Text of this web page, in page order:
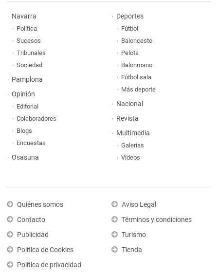
Navarra
Política
Sucesos
Tribunales
Sociedad
Pamplona
Opinión
Editorial
Colaboradores
Blogs
Encuestas
Osasuna
Deportes
Fútbol
Baloncesto
Pelota
Balonmano
Fútbol sala
Más deporte
Nacional
Revista
Multimedia
Galerías
Vídeos
Quiénes somos
Contacto
Publicidad
Política de Cookies
Política de privacidad
Aviso Legal
Términos y condiciones
Turismo
Tienda